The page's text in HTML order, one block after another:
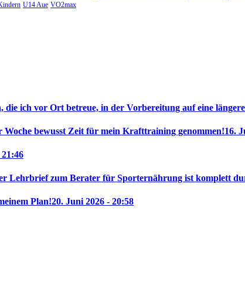
U14 Aue VO2max
ich vor Ort betreue, in der Vorbereitung auf eine
bewusst Zeit für mein Krafttraining genommen!16.
Lehrbrief zum Berater für Sporternährung ist komplett
Plan!20. Juni 2026 - 20:58